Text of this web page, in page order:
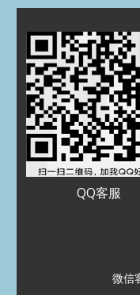
2025 年 3 月
2024 年 5 月
2024 年 4 月
2023 年 12 月
2023 年 9 月
2023 年 8 月
2023 年 5 月
2023 年 4 月
2022 年 11 月
2022 年 8 月
2022 年 7 月
2022 年 5 月
2022 年 3 月
2022 年 1 月
2021 年 12 月
2021 年 11 月
2021 年 10 月
2021 年 9 月
QQ客服
微信